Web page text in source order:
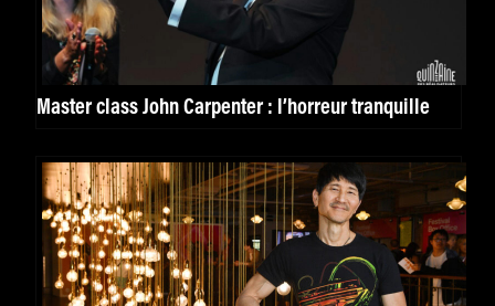
Master class John Carpenter : l’horreur tranquille